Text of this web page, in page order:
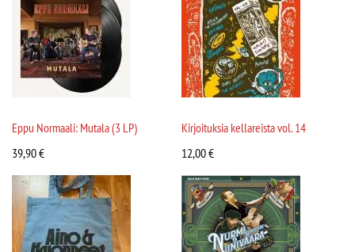
Eppu Normaali: Mutala (3 LP)
39,90€
Kirjoituksia kellareista vol. 14
12,00€